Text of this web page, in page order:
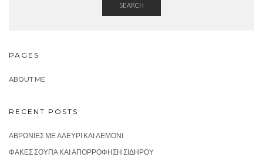
SEARCH
PAGES
ABOUT ME
RECENT POSTS
ΑΒΡΩΝΙΈΣ ΜΕ ΑΛΕΎΡΙ ΚΑΙ ΛΕΜΌΝΙ
ΦΑΚΈΣ ΣΟΎΠΑ ΚΑΙ ΑΠΟΡΡΌΦΗΣΗ ΣΙΔΉΡΟΥ